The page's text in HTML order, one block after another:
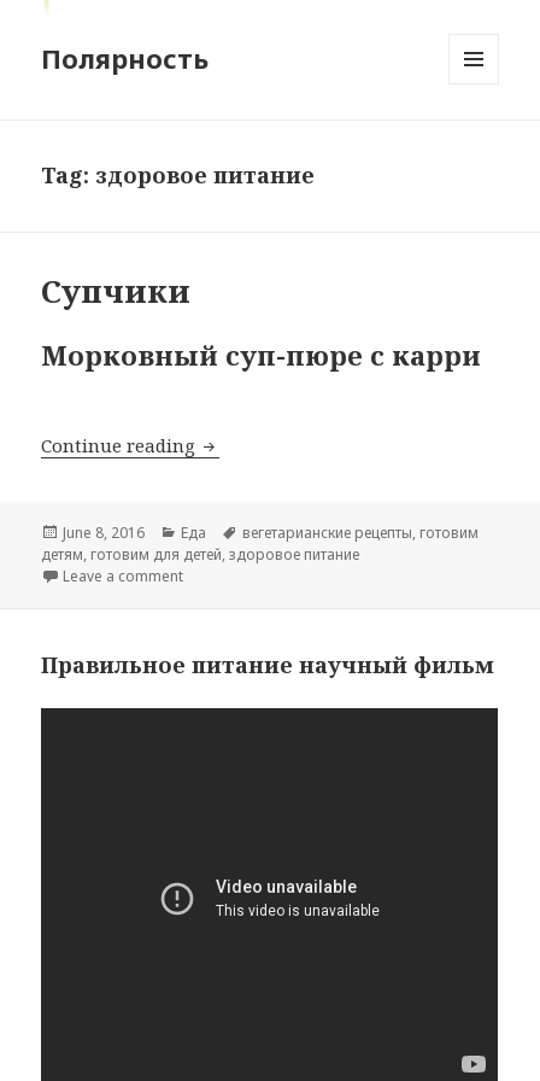
Полярность
Tag: здоровое питание
Супчики
Морковный суп-пюре с карри
Continue reading Супчики
Posted
on
June 8, 2016 Categories
Еда Tags
вегетарианские рецепты, готовим
детям, готовим для детей,здоровое питание
Leave a commenton Супчики
Правильное питание научный фильм